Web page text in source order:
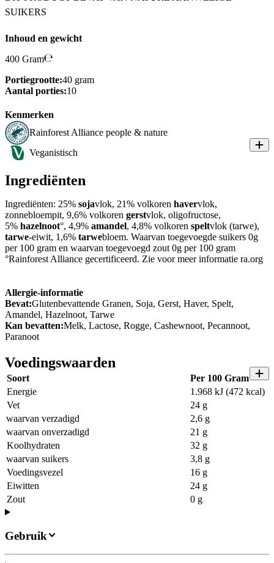
SUIKERS
Inhoud en gewicht
400 Gram
Portiegrootte:40 gram
Aantal porties:10
Kenmerken
Rainforest Alliance people & nature
Veganistisch
Ingrediënten
Ingrediënten: 25% sojavlok, 21% volkoren havervlok,
zonnebloempit, 9,6% volkoren gerstvlok, oligofructose,
5% hazelnoot°, 4,9% amandel, 4,8% volkoren speltvlok (tarwe),
tarwe-eiwit, 1,6% tarwebloem. Waarvan toegevoegde suikers 0g
per 100 gram en waarvan toegevoegd zout 0g per 100 gram
°Rainforest Alliance gecertificeerd. Zie voor meer informatie ra.org
Allergie-informatie
Bevat:Glutenbevattende Granen, Soja, Gerst, Haver, Spelt,
Amandel, Hazelnoot, Tarwe
Kan bevatten:Melk, Lactose, Rogge, Cashewnoot, Pecannoot,
Paranoot
Voedingswaarden
Soort
Per 100 Gram
Energie
1.968 kJ (472 kcal)
Vet
24 g
waarvan verzadigd
2,6 g
waarvan onverzadigd
21 g
Koolhydraten
32 g
waarvan suikers
3,8 g
Voedingsvezel
16 g
Eiwitten
24 g
Zout
0 g
Gebruik